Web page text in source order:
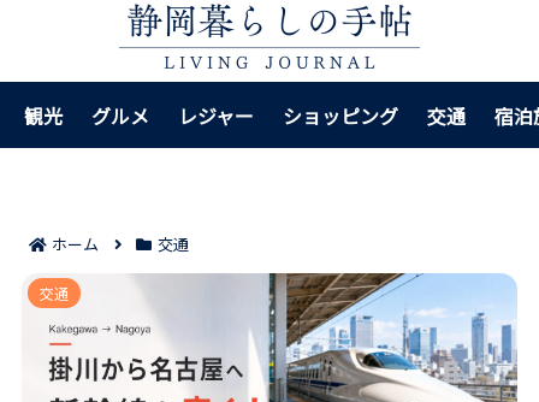
観光 グルメ レジャー ショッピング 交通 宿泊
ホーム 交通
掛川〜名古屋の新幹線格安チケット7選｜前日予約から
宿泊パックまで安く買うコツ！
交通